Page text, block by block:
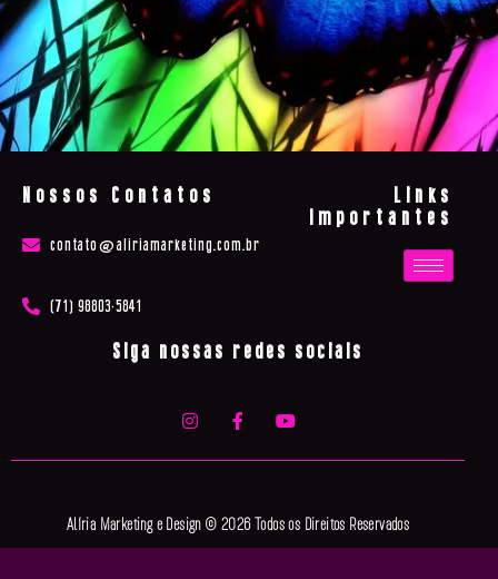
Nossos Contatos
contato@aliriamarketing.com.br
(71) 98803-5841
Links
Importantes
Siga nossas redes sociais
Alíria Marketing e Design © 2026 Todos os Direitos Reservados